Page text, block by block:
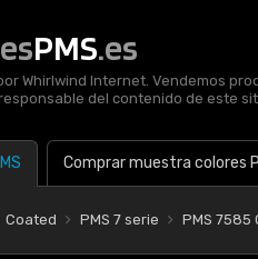
PMS.es
Whirlwind Internet. Vendemos
del contenido de este
Comprar muestra colores
Coated PMS 7 serie PMS 7585